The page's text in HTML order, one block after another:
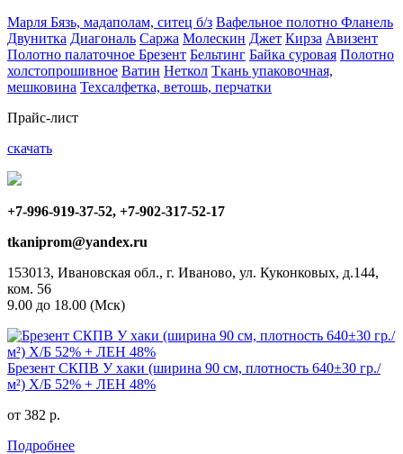
Марля Бязь, мадаполам, ситец б/з Вафельное полотно Фланель
Двунитка Диагональ Саржа Молескин Джет Кирза Авизент
Полотно палаточное Брезент Бельтинг Байка суровая Полотно
холстопрошивное Ватин Неткол Ткань упаковочная,
мешковина Техсалфетка, ветошь, перчатки
Прайс-лист
скачать
+7-996-919-37-52, +7-902-317-52-17
tkaniprom@yandex.ru
153013, Ивановская обл., г. Иваново, ул. Куконковых, д.144,
ком. 56
9.00 до 18.00 (Мск)
Брезент СКПВ У хаки (ширина 90 см, плотность 640±30 гр./
м²) Х/Б 52% + ЛЕН 48%
от 382 р.
Подробнее